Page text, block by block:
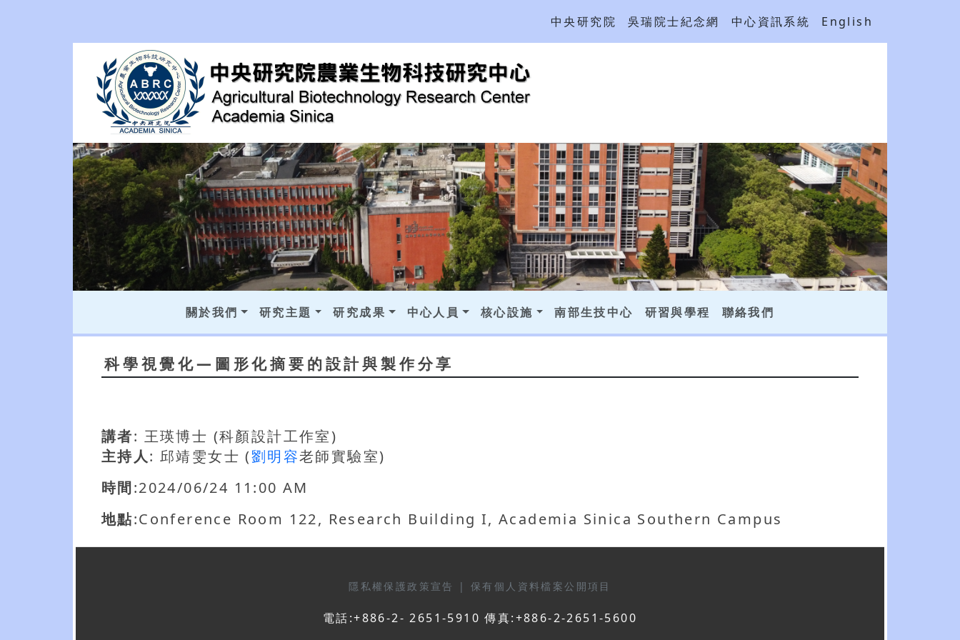
中央研究院 吳瑞院士紀念網 中心資訊系統 English
關於我們 研究主題 研究成果 中心人員 核心設施 南部生技中心 研習與學程 聯絡我們
科學視覺化—圖形化摘要的設計與製作分享
講者: 王瑛博士 (科顏設計工作室)
主持人: 邱靖雯女士 (劉明容老師實驗室)
時間:2024/06/24 11:00 AM
地點:Conference Room 122, Research Building I, Academia Sinica Southern Campus
隱私權保護政策宣告 | 保有個人資料檔案公開項目
電話:+886-2- 2651-5910 傳真:+886-2-2651-5600